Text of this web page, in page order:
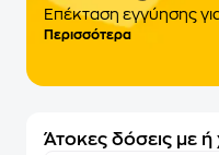
Επέκταση εγγύησης
Περισσότερα
Άτοκες δόσεις με ή